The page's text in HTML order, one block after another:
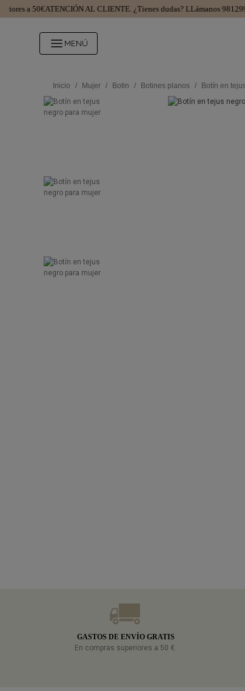
a 50€ATENCIÓN AL CLIENTE.¿Tienes dudas? LLámanos 981299745
MENÚ
Inicio / Mujer / Botin / Botines planos / Botín en
GASTOS DE ENVÍO GRATIS
En compras superiores a 50 €.